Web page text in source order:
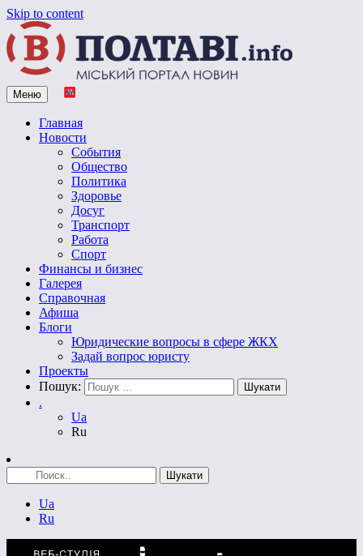
Skip to content
Vpoltave.info
Полтавский портал новостей
Меню
Главная
Новости
События
Общество
Политика
Здоровье
Досуг
Транспорт
Работа
Спорт
Финансы и бизнес
Галерея
Справочная
Афиша
Блоги
Юридические вопросы в сфере ЖКХ
Задай вопрос юристу
Проекты
Пошук:
.
Ua
Ru
Ua
Ru